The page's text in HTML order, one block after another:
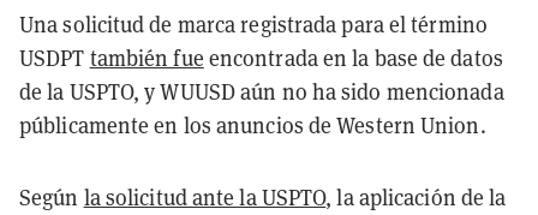
Una solicitud de marca registrada para el término
USDPT también fue encontrada en la base de datos
de la USPTO, y WUUSD aún no ha sido mencionada
públicamente en los anuncios de Western Union.
Según la solicitud ante la USPTO, la aplicación de la